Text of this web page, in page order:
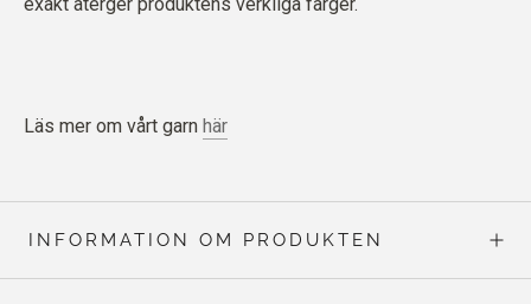
Läs mer om vårt garn här
INFORMATION OM PRODUKTEN